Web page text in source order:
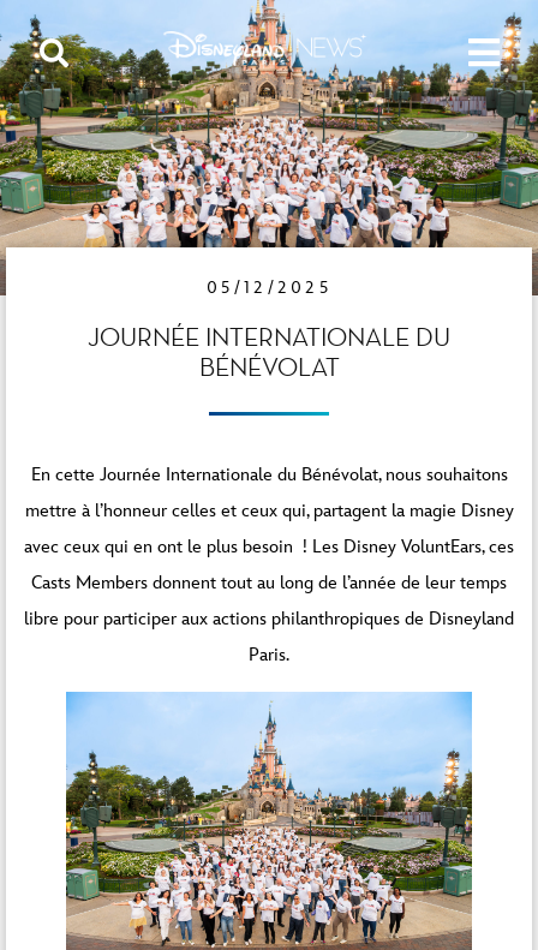
05/12/2025
JOURNÉE INTERNATIONALE DU
BÉNÉVOLAT
En cette Journée Internationale du Bénévolat, nous souhaitons
mettre à l’honneur celles et ceux qui, partagent la magie Disney
avec ceux qui en ont le plus besoin ! Les Disney VoluntEars, ces
Casts Members donnent tout au long de l’année de leur temps
libre pour participer aux actions philanthropiques de Disneyland
Paris.